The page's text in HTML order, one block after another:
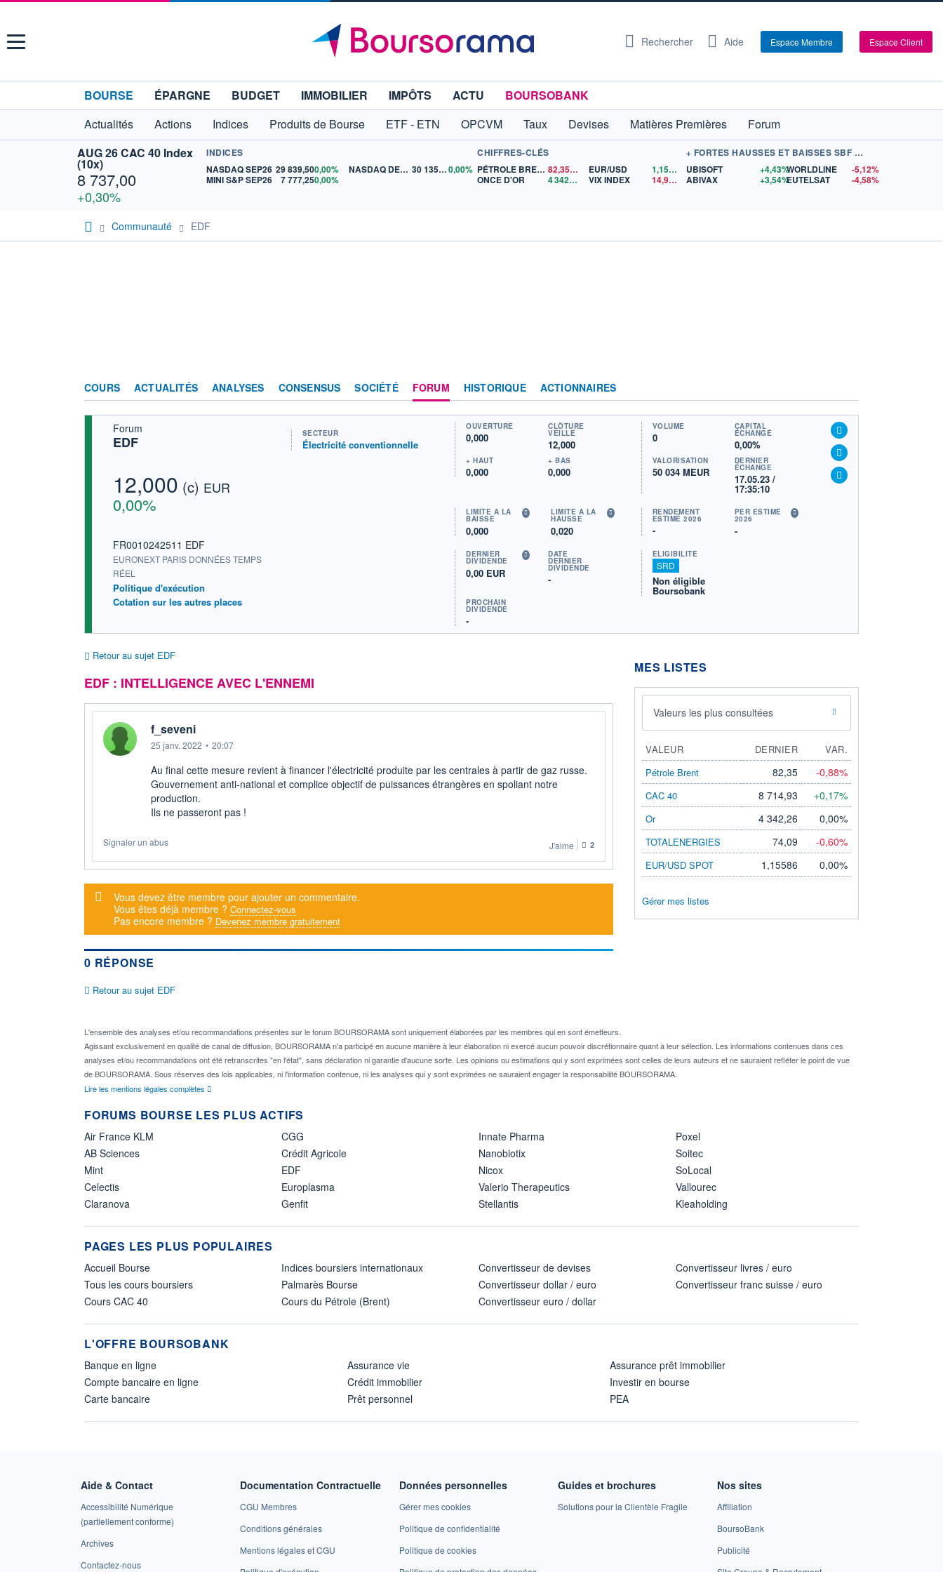
Menu Rechercher Aide Espace Membre Espace Client
BOURSE ÉPARGNE BUDGET IMMOBILIER IMPÔTS ACTU
BOURSOBANK
Actualités
Actions Indices Produits de Bourse ETF - ETN OPCVM Taux Devises Matières Premières
Forum
AUG 26 CAC 40 Index
(10x)
8 737,00
+0,30%
INDICES
NASDAQ SEP26 29 839,500,00%
MINI S&P SEP26
7 777,250,00%
NASDAQ DEC26 30 135,000,00%
CHIFFRES-CLÉS
PÉTROLE BRENT
82,35
$US
ONCE D'OR
4 342,26 $US
EUR/USD 1,1559
$US
VIX INDEX
14,90$US
+ FORTES HAUSSES ET BAISSES SBF 120
UBISOFT
+4,43%
ABIVAX
+3,54%
WORLDLINE
-5,12%
EUTELSAT
-4,58%
Communauté EDF
COURS ACTUALITÉS ANALYSES CONSENSUS SOCIÉTÉ FORUM HISTORIQUE ACTIONNAIRES
Forum
EDF
12,000 (c) EUR
0,00%
FR0010242511 EDF
EURONEXT PARIS DONNÉES TEMPS
RÉEL
Politique d'exécution
Cotation sur les autres places
SECTEUR
Électricité conventionnelle
OUVERTURE
0,000
CLÔTURE
VEILLE
12,000
+ HAUT
0,000
+ BAS
0,000
VOLUME
0
CAPITAL
ÉCHANGÉ
0,00%
VALORISATION
50 034 MEUR
DERNIER
ÉCHANGE
17.05.23 /
17:35:10
LIMITE À LA
BAISSE
0,000
LIMITE À LA
HAUSSE
0,020
RENDEMENT
ESTIMÉ 2026
-
PER ESTIMÉ
2026
-
DERNIER
DIVIDENDE
0,00 EUR
DATE
DERNIER
DIVIDENDE
-
PROCHAIN
DIVIDENDE
-
ÉLIGIBILITÉ
SRD
Non éligible
Boursobank
Retour au sujet EDF
EDF : INTELLIGENCE AVEC L'ENNEMI
f_seveni
25 janv. 2022 • 20:07
Au final cette mesure revient à financer l'électricité produite par les centrales à partir de gaz russe.
Gouvernement anti-national et complice objectif de puissances étrangères en spoliant notre
production.
Ils ne passeront pas !
Signaler un abus J'aime 2
Message d'alerte
Vous devez être membre pour ajouter un commentaire.
Vous êtes déjà membre ? Connectez-vous
Pas encore membre ? Devenez membre gratuitement
0 RÉPONSE
Retour au sujet EDF
MES LISTES
Valeurs les plus consultées
VALEUR DERNIER
VAR.
Pétrole Brent
82,35 -0,88%
CAC 40 8 714,93 +0,17%
Or 4 342,26 0,00%
TOTALENERGIES 74,09 -0,60%
EUR/USD SPOT 1,15586 0,00%
Gérer mes listes
L'ensemble des analyses et/ou recommandations présentes sur le forum BOURSORAMA sont uniquement élaborées par les membres qui en sont émetteurs.
Agissant exclusivement en qualité de canal de diffusion, BOURSORAMA n'a participé en aucune manière à leur élaboration ni exercé aucun pouvoir discrétionnaire quant à leur sélection. Les informations contenues dans ces
analyses et/ou recommandations ont été retranscrites "en l'état", sans déclaration ni garantie d'aucune sorte. Les opinions ou estimations qui y sont exprimées sont celles de leurs auteurs et ne sauraient refléter le point de vue
de BOURSORAMA. Sous réserves des lois applicables, ni l'information contenue, ni les analyses qui y sont exprimées ne sauraient engager la responsabilité BOURSORAMA.
Lire les mentions légales complètes
FORUMS BOURSE LES PLUS ACTIFS
Air France KLM
AB Sciences
Mint
Celectis
Claranova
CGG
Crédit Agricole
EDF
Europlasma
Genfit
Innate Pharma
Nanobiotix
Nicox
Valerio Therapeutics
Stellantis
Poxel
Soitec
SoLocal
Vallourec
Kleaholding
PAGES LES PLUS POPULAIRES
Accueil Bourse
Tous les cours boursiers
Cours CAC 40
Indices boursiers internationaux
Palmarès Bourse
Cours du Pétrole (Brent)
Convertisseur de devises
Convertisseur dollar / euro
Convertisseur euro / dollar
Convertisseur livres / euro
Convertisseur franc suisse / euro
L'OFFRE BOURSOBANK
Banque en ligne
Compte bancaire en ligne
Carte bancaire
Assurance vie
Crédit immobilier
Prêt personnel
Assurance prêt immobilier
Investir en bourse
PEA
Aide & Contact
Accessibilité Numérique
(partiellement conforme)
Archives
Contactez-nous
Documentation Contractuelle
CGU Membres
Conditions générales
Mentions légales et CGU
Données personnelles
Gérer mes cookies
Politique de confidentialité
Politique de cookies
Guides et brochures
Solutions pour la Clientèle Fragile
Nos sites
Affiliation
BoursoBank
Publicité